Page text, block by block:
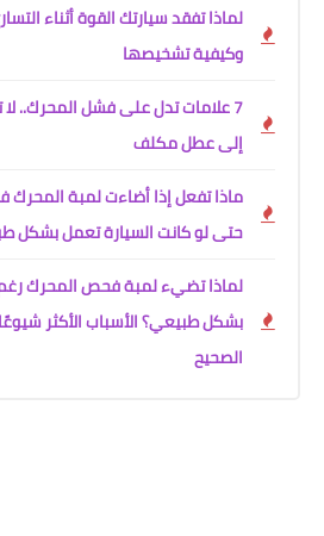
لماذا تفقد سيارتك القوة أثناء
وكيفية تشخيصها
7 علامات تدل على فشل المحرك..
إلى عطل مكلف
ماذا تفعل إذا أضاءت لمبة المحرك
حتى لو كانت السيارة تعمل بشكل
لماذا تضيء لمبة فحص المحرك
بشكل طبيعي؟ الأسباب الأكثر
الصحيح